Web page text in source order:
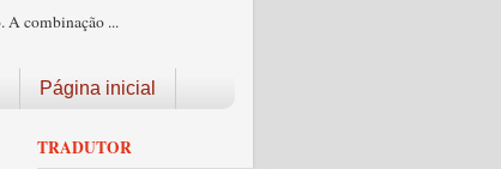
A combinação ...
Página inicial
TRADUTOR